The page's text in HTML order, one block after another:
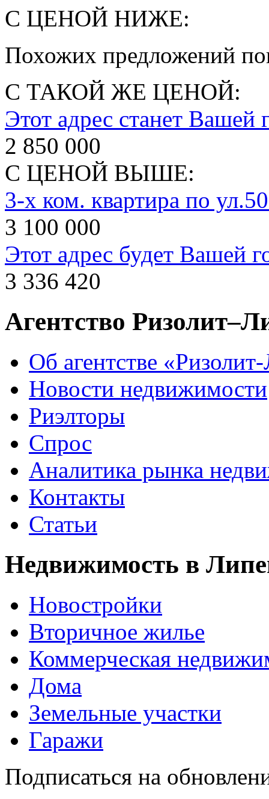
С ЦЕНОЙ НИЖЕ:
Похожих предложений
С ТАКОЙ ЖЕ ЦЕНОЙ:
Этот адрес станет Вашей
2 850 000
С ЦЕНОЙ ВЫШЕ:
3-х ком. квартира по
3 100 000
Этот адрес будет Вашей
3 336 420
Агентство
Об агентстве
Новости недвижимости
Риэлторы
Спрос
Аналитика рынка
Контакты
Статьи
Недвижимость в
Новостройки
Вторичное жилье
Коммерческая
Дома
Земельные участки
Гаражи
Подписаться на